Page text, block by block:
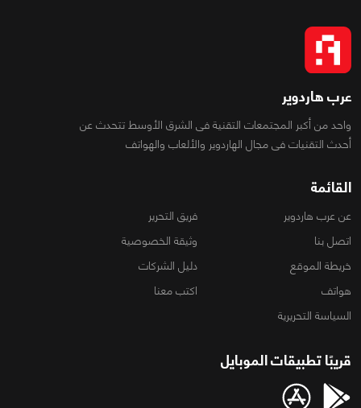
عرب هاردوير
واحد من أكبر المجتمعات التقنية فى الشرق الأوسط تتحدث عن
أحدث التقنيات فى مجال الهاردوير والألعاب والهواتف
القائمة
عن عرب هاردوير
فريق التحرير
اتصل بنا
وثيقة الخصوصية
خريطة الموقع
دليل الشركات
هواتف
اكتب معنا
السياسة التحريرية
قريبًا تطبيقات الموبايل